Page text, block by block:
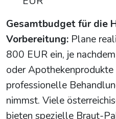
Gesamtbudget für die
Vorbereitung: Plane
800 EUR ein, je
oder
professionelle
nimmst. Viele
bieten spezielle Braut-